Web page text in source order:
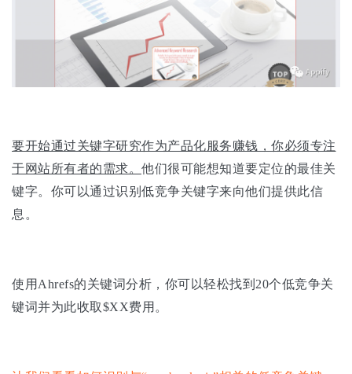
要开始通过关键字研究作为产品化服务赚钱，你必须专注
于网站所有者的需求。 他们很可能想知道要定位的最佳关
键字。你可以通过识别低竞争关键字来向他们提供此信
息。
使用Ahrefs的关键词分析，你可以轻松找到20个低竞争关
键词并为此收取$XX费用。